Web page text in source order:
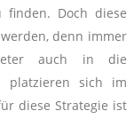
Doch diese
denn immer
auch in die
platzieren sich im
diese Strategie ist